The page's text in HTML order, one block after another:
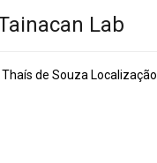
Lab
Thaís de Souza Localização